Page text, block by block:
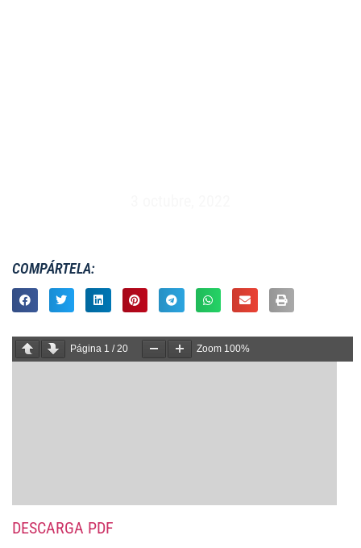
COMPÁRTELA:
Página 1 /20 Zoom 100%
DESCARGA PDF